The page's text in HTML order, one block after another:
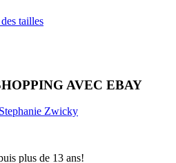
tailles
AVEC EBAY
Stephanie Zwicky
plus de 13 ans!